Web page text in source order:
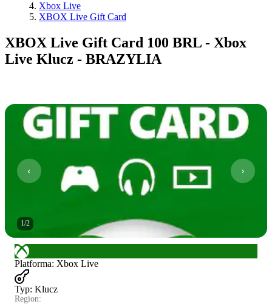
Xbox Live
XBOX Live Gift Card
XBOX Live Gift Card 100 BRL - Xbox
Live Klucz - BRAZYLIA
1/2
Platforma: Xbox Live
Typ: Klucz
Region: